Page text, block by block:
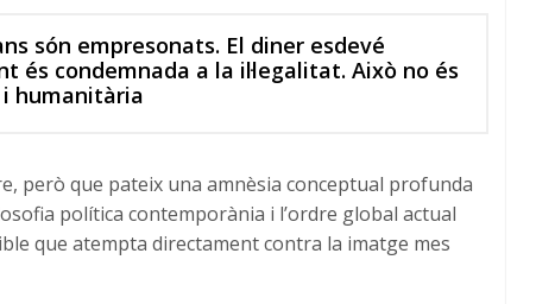
són empresonats. El diner esdevé
és condemnada a la il·legalitat. Això no és
humanitària
però que pateix una amnèsia conceptual profunda
política contemporània i l’ordre global actual
que atempta directament contra la imatge mes